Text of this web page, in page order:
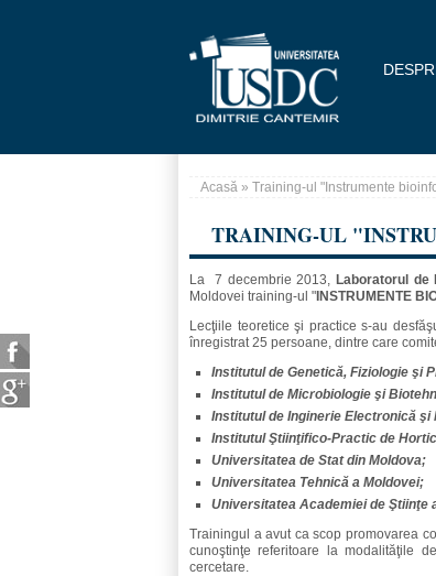
Acasă » Training-ul "Instrumente
TRAINING-UL
La 7 decembrie 2013, Laboratorul de
Moldovei training-ul " INSTRUMENTE
Lecţiile teoretice şi practice s-au
înregistrat 25 persoane, dintre care
Institutul de Genetică, Fiziologie şi
Institutul de Microbiologie şi
Institutul de Inginerie Electronică şi
Institutul Ştiinţifico-Practic de
Universitatea de Stat din Moldova;
Universitatea Tehnică a Moldovei;
Universitatea Academiei de Ştiinţe
Trainingul a avut ca scop promovarea
cunoştinţe referitoare la modalităţile
cercetare.